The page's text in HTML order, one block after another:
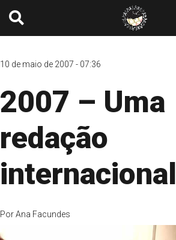
10 de maio de 2007 - 07:36
2007 – Uma
redação
internacional
PorAna Facundes